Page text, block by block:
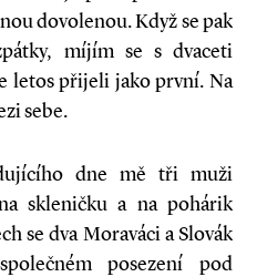
dovolenou. Když se pak
míjím se s dvaceti
letos přijeli jako první. Na
sebe.
dne mě tři muži
skleničku a na pohárik
se dva Moraváci a Slovák
posezení pod